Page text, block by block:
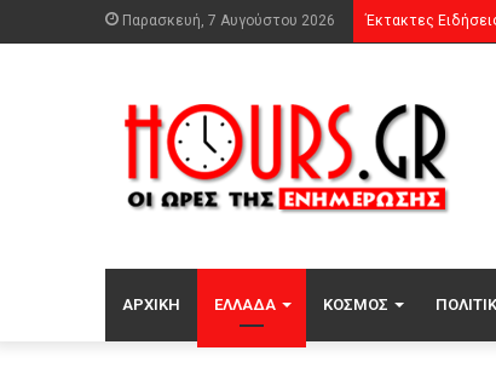
Παρασκευή, 7 Αυγούστου 2026 Έκτακτες
ΑΡΧΙΚΉ ΕΛΛΆΔΑ ΚΌΣΜΟΣ